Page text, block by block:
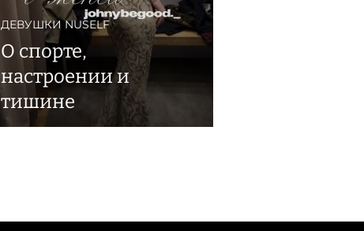
ДЕВУШКИ NUSELF
О спорте,
настроении и
тишине